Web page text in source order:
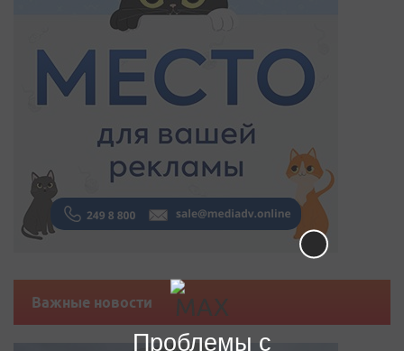
Важные новости
Проблемы с